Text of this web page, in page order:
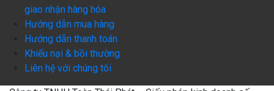
giao nhận hàng hóa
Hướng dẫn mua hàng
Hướng dẫn thanh toán
Khiếu nại & bồi thường
Liên hệ với chúng tôi